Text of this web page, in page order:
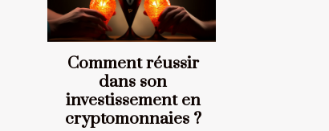
Comment réussir
dans son
investissement en
cryptomonnaies ?